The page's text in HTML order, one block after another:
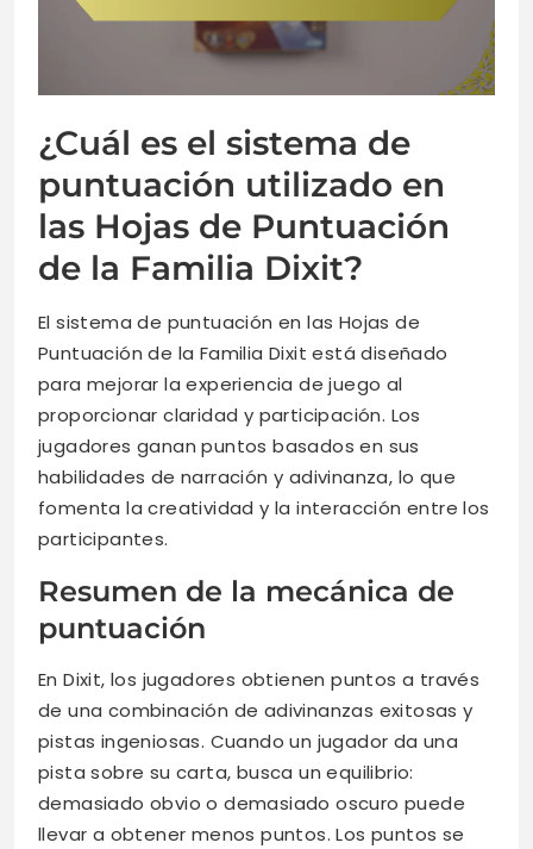
¿Cuál es el sistema de
puntuación utilizado en
las Hojas de Puntuación
de la Familia Dixit?
El sistema de puntuación en las Hojas de
Puntuación de la Familia Dixit está diseñado
para mejorar la experiencia de juego al
proporcionar claridad y participación. Los
jugadores ganan puntos basados en sus
habilidades de narración y adivinanza, lo que
fomenta la creatividad y la interacción entre los
participantes.
Resumen de la mecánica de
puntuación
En Dixit, los jugadores obtienen puntos a través
de una combinación de adivinanzas exitosas y
pistas ingeniosas. Cuando un jugador da una
pista sobre su carta, busca un equilibrio:
demasiado obvio o demasiado oscuro puede
llevar a obtener menos puntos. Los puntos se